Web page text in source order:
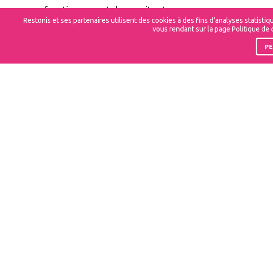
fonctionnement de nos sites !
Restonis et ses partenaires utilisent des cookies à des fins d’analyses
vous rendant sur la page Politique de